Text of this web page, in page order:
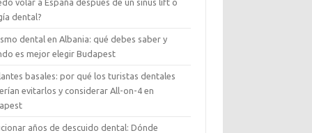
me lo dieron.¡Mis 35.000
florines son un desperdicio!Un
paciente decepcionado ????
volar a España después de un sinus lift o
dental?
dental en Albania: qué debes saber y
es mejor elegir Budapest
basales: por qué los turistas dentales
evitarlos y considerar All-on-4 en
años de descuido dental: Dónde